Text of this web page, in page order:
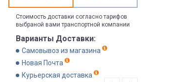
Стоимость доставки согласно тарифов
выбраной вами транспортной компании
Варианты Доставки:
Самовывоз из магазина
Новая Почта
Курьерская доставка